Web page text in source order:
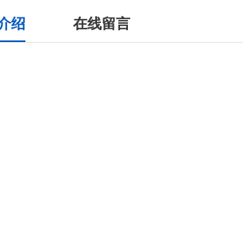
绍 在线留言